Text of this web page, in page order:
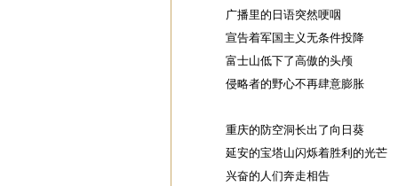
广播里的日语突然哽咽
宣告着军国主义无条件投降
富士山低下了高傲的头颅
侵略者的野心不再肆意膨胀
重庆的防空洞长出了向日葵
延安的宝塔山闪烁着胜利的光芒
兴奋的人们奔走相告